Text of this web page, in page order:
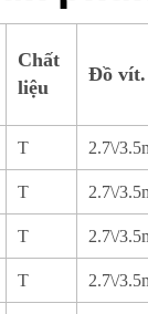
Chất
liệu
Đồ vít.
T 2.7\/
T 2.7\/
T 2.7\/
T 2.7\/